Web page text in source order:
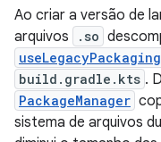
Ao criar a versão de
arquivos
.so
useLegacyPackaging
build.gradle.kts .
PackageManager
sistema de arquivos